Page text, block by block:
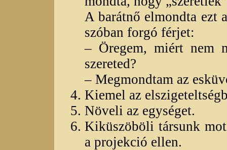
A barátnő elmondta ezt
szóban forgó férjet:
– Öregem, miért nem
szereted?
– Megmondtam az
Kiemel az
Növeli az egységet.
Kiküszöböli társunk
a projekció ellen.